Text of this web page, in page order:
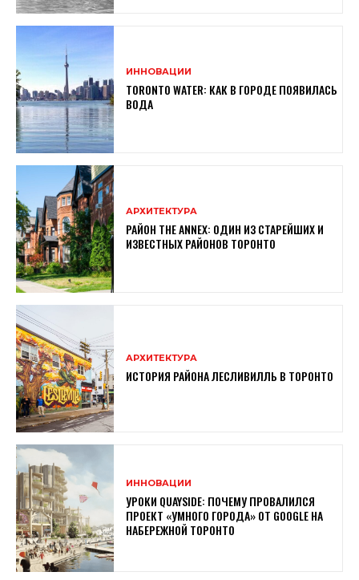
ИННОВАЦИИ
TORONTO WATER: КАК В ГОРОДЕ ПОЯВИЛАСЬ
ВОДА
АРХИТЕКТУРА
РАЙОН THE ANNEX: ОДИН ИЗ СТАРЕЙШИХ И
ИЗВЕСТНЫХ РАЙОНОВ ТОРОНТО
АРХИТЕКТУРА
ИСТОРИЯ РАЙОНА ЛЕСЛИВИЛЛЬ В ТОРОНТО
ИННОВАЦИИ
УРОКИ QUAYSIDE: ПОЧЕМУ ПРОВАЛИЛСЯ
ПРОЕКТ «УМНОГО ГОРОДА» ОТ GOOGLE НА
НАБЕРЕЖНОЙ ТОРОНТО